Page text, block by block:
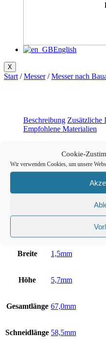
Cookie-
Wir verwenden Cookies, um unsere
English
X
Start /Messer/Messer nach
Beschreibung Zusätzliche
Empfohlene Materialien
Beschreibung
Flachmesser, ziehend und
Zusätzliche
Breite 1,5mm
Höhe 5,7mm
Gesamtlänge 67,0mm
Schneidlänge 58,5mm